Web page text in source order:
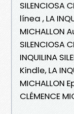
SILENCIOSA
línea , LA
MICHALLON
SILENCIOSA
INQUILINA
Kindle, LA
MICHALLON
CLÉMENCE